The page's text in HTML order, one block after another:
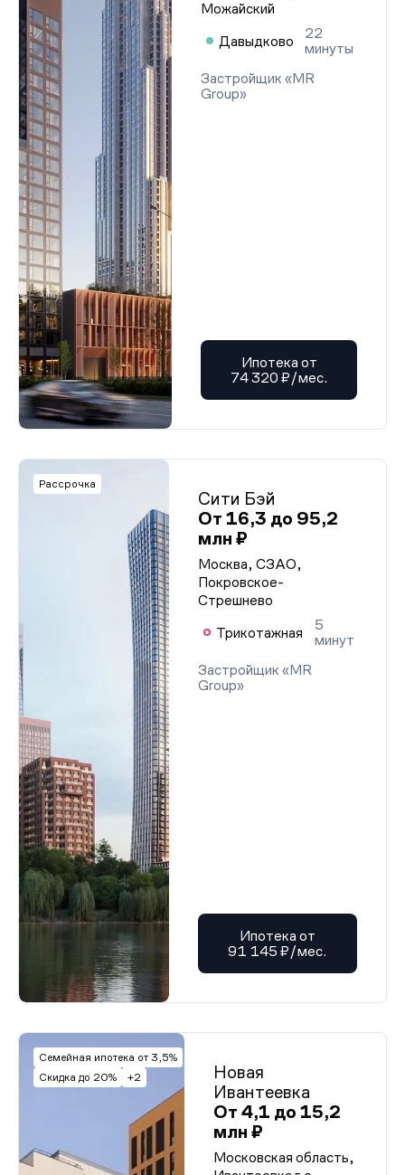
Можайский
Давыдково
22
минуты
Застройщик «MR
Group»
Ипотека от
74 320 ₽/мес.
Рассрочка
Сити Бэй
От 16,3 до 95,2
млн ₽
Москва, СЗАО,
Покровское-
Стрешнево
Трикотажная
5
минут
Застройщик «MR
Group»
Ипотека от
91 145 ₽/мес.
Семейная ипотека от 3,5%
Скидка до 20%
+2
Новая
Ивантеевка
От 4,1 до 15,2
млн ₽
Московская область,